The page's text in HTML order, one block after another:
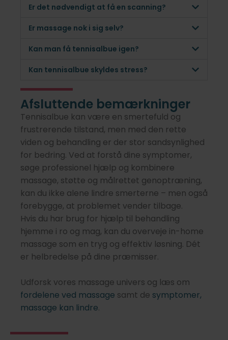
Er det nødvendigt at få en scanning?
Er massage nok i sig selv?
Kan man få tennisalbue igen?
Kan tennisalbue skyldes stress?
Afsluttende bemærkninger
Tennisalbue kan være en smertefuld og
frustrerende tilstand, men med den rette
viden og behandling er der stor sandsynlighed
for bedring. Ved at forstå dine symptomer,
søge professionel hjælp og kombinere
massage, støtte og målrettet genoptræning,
kan du ikke alene lindre smerterne – men også
forebygge, at problemet vender tilbage.
Hvis du har brug for hjælp til behandling
hjemme i ro og mag, kan du overveje in-home
massage som en tryg og effektiv løsning. Dét
er helbredelse på dine præmisser.
Udforsk vores massage univers og læs om
fordelene ved massage samt de symptomer,
massage kan lindre.